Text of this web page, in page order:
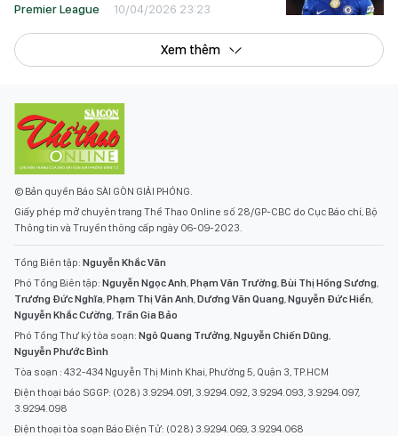
Premier League 10/04/2026 23:23
Xem thêm
© Bản quyền Báo SÀI GÒN GIẢI PHÓNG.
Giấy phép mở chuyên trang Thể Thao Online số 28/GP-CBC do Cục Báo chí, Bộ
Thông tin và Truyền thông cấp ngày 06-09-2023.
Tổng Biên tập: Nguyễn Khắc Văn
Phó Tổng Biên tập: Nguyễn Ngọc Anh,Phạm Văn Trường,Bùi Thị Hồng Sương,
Trương Đức Nghĩa,Phạm Thị Vân Anh,Dương Văn Quang,Nguyễn Đức Hiển,
Nguyễn Khắc Cường, Trần Gia Bảo
Phó Tổng Thư ký tòa soạn: Ngô Quang Trưởng,Nguyễn Chiến Dũng,
Nguyễn Phước Bình
Tòa soạn : 432-434 Nguyễn Thị Minh Khai, Phường 5, Quận 3, TP.HCM
Điện thoại báo SGGP: (028) 3.9294.091, 3.9294.092, 3.9294.093, 3.9294.097,
3.9294.098
Điện thoại tòa soạn Báo Điện Tử: (028) 3.9294.069, 3.9294.068